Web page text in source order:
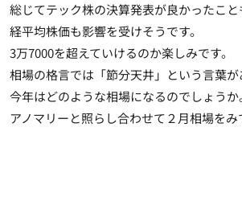
総じてテック株の決算発表が良かったこ
経平均株価も影響を受けそうです。
3万7000を超えていけるのか楽しみです。
相場の格言では「節分天井」という言葉が
今年はどのような相場になるのでしょうか
アノマリーと照らし合わせて２月相場をみ